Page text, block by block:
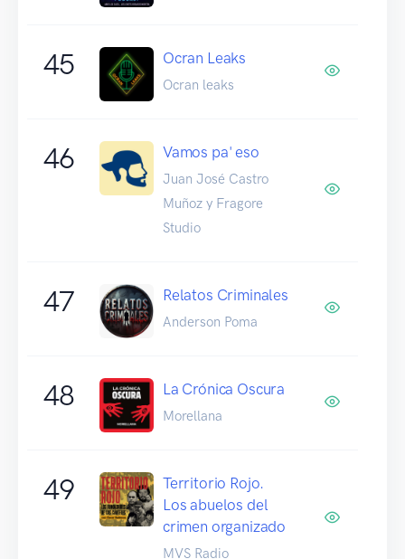
45 Ocran Leaks
Ocran leaks
46 Vamos pa' eso
Juan José Castro
Muñoz y Fragore
Studio
47 Relatos Criminales
Anderson Poma
48 La Crónica Oscura
Morellana
49
Territorio Rojo.
Los abuelos del
crimen organizado
MVS Radio